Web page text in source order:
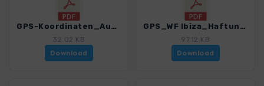
GPS-Koordinaten_Ausgangspunkte_WF_Ibiza_4260_2.pdf
32.02 KB
Download
GPS_WF Ibiza_Haftungsausschluss-Nutzungsbedingungen-Hinweise_4260_2.pdf
97.12 KB
Download